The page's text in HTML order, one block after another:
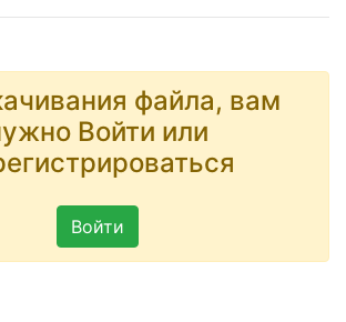
файла, вам
Войти или
Войти